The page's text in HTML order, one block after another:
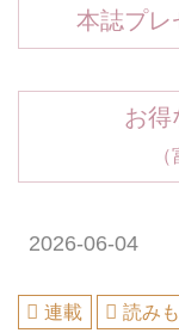
本誌プレ
お得
（
2026-06-04
連載 読み